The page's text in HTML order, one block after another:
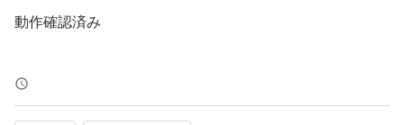
動作確認済み
バッテリー強化型ではありません。